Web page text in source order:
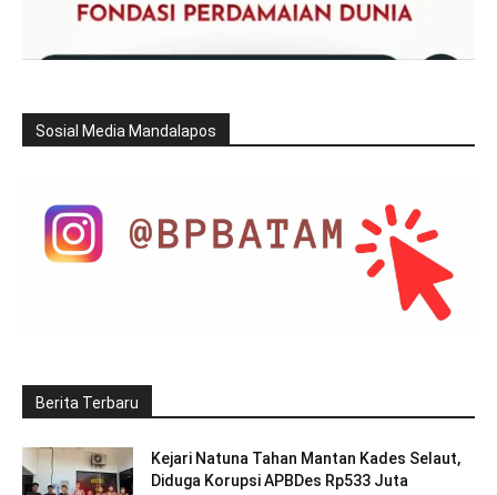
Sosial Media Mandalapos
Berita Terbaru
Kejari Natuna Tahan Mantan Kades Selaut,
Diduga Korupsi APBDes Rp533 Juta